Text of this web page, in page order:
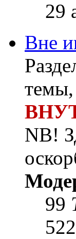
29
Вне
темы,
NB!
99